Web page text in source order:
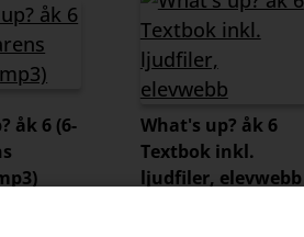
åk 6 (6-
What's up? åk 6
Textbok inkl.
ljudfiler, elevwebb